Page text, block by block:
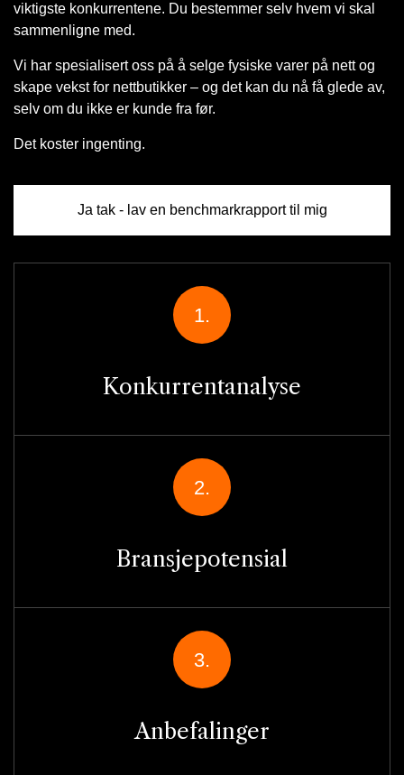
viktigste konkurrentene. Du bestemmer selv hvem vi skal
sammenligne med.
Vi har spesialisert oss på å selge fysiske varer på nett og
skape vekst for nettbutikker – og det kan du nå få glede av,
selv om du ikke er kunde fra før.
Det koster ingenting.
Ja tak - lav en benchmarkrapport til mig
1.
Konkurrentanalyse
2.
Bransjepotensial
3.
Anbefalinger